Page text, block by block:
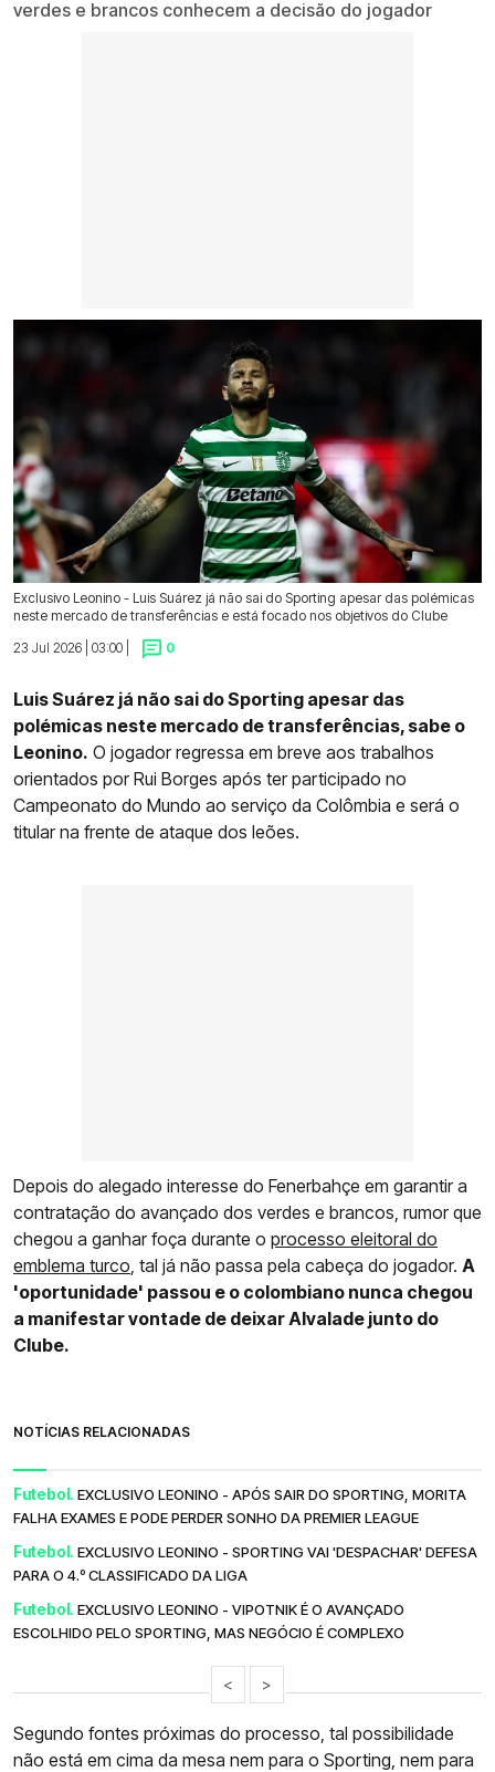
verdes e brancos conhecem a decisão do jogador
Exclusivo Leonino - Luis Suárez já não sai do Sporting apesar das polémicas
neste mercado de transferências e está focado nos objetivos do Clube
23 Jul 2026 | 03:00 |
0
Luis Suárez já não sai do Sporting apesar das
polémicas neste mercado de transferências, sabe o
Leonino. O jogador regressa em breve aos trabalhos
orientados por Rui Borges após ter participado no
Campeonato do Mundo ao serviço da Colômbia e será o
titular na frente de ataque dos leões.
Depois do alegado interesse do Fenerbahçe em garantir a
contratação do avançado dos verdes e brancos, rumor que
chegou a ganhar foça durante o processo eleitoral do
emblema turco , tal já não passa pela cabeça do jogador. A
'oportunidade' passou e o colombiano nunca chegou
a manifestar vontade de deixar Alvalade junto do
Clube.
NOTÍCIAS RELACIONADAS
Futebol. EXCLUSIVO LEONINO - APÓS SAIR DO SPORTING, MORITA
FALHA EXAMES E PODE PERDER SONHO DA PREMIER LEAGUE
Futebol. EXCLUSIVO LEONINO - SPORTING VAI 'DESPACHAR' DEFESA
PARA O 4.º CLASSIFICADO DA LIGA
Futebol. EXCLUSIVO LEONINO - VIPOTNIK É O AVANÇADO
ESCOLHIDO PELO SPORTING, MAS NEGÓCIO É COMPLEXO
< >
Segundo fontes próximas do processo, tal possibilidade
não está em cima da mesa nem para o Sporting, nem para